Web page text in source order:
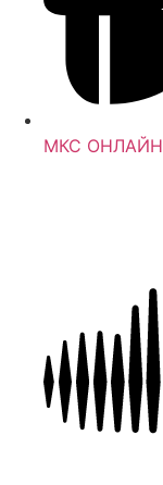
МКС ОНЛАЙН